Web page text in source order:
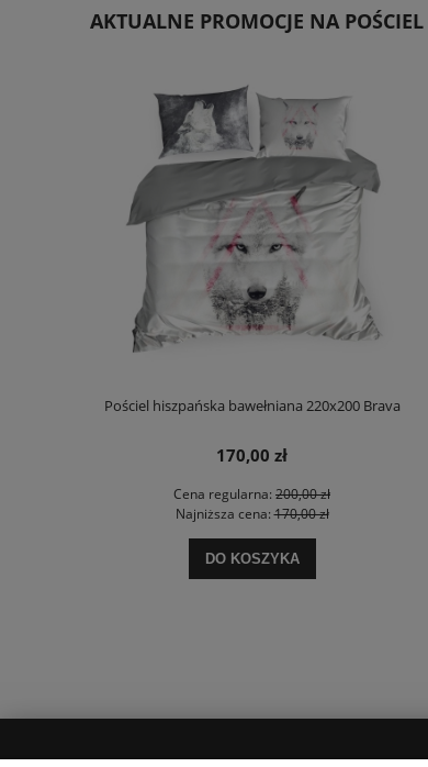
AKTUALNE PROMOCJE NA POŚCIEL
Pościel hiszpańska bawełniana 220x200 Brava
170,00 zł
Cena regularna: 200,00 zł
Najniższa cena:170,00 zł
DO KOSZYKA